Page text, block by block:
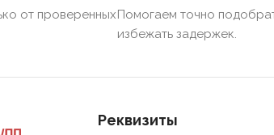
от проверенныхПомогаем точно
избежать задержек.
Реквизиты